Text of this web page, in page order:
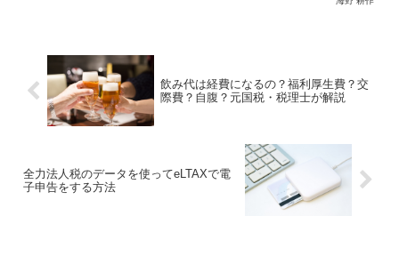
ルソフトでどのように設定すれば特定の
飲み代は経費になるの？福利厚生費？交
際費？自腹？元国税・税理士が解説
全力法人税のデータを使ってeLTAXで電
子申告をする方法